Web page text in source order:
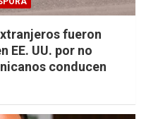
fueron
EE. UU. por no
conducen